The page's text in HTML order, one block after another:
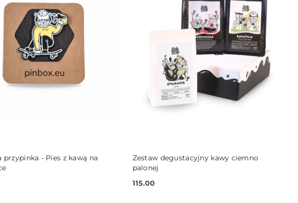
przypinka - Pies z kawą na
DO KOSZYKA
Zestaw degustacyjny kawy ciemno
palonej
Cena:
115.00
DO KOSZYKA